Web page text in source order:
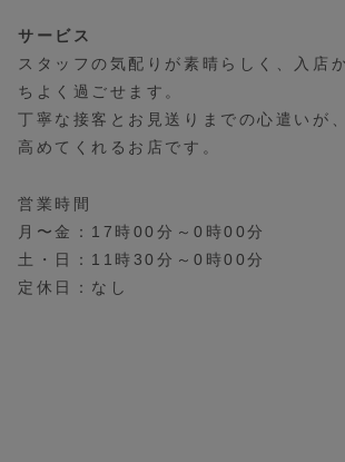
サービス
スタッフの気配りが素晴らしく、入店
ちよく過ごせます。
丁寧な接客とお見送りまでの心遣いが
高めてくれるお店です。
営業時間
月〜金：17時00分～0時00分
土・日：11時30分～0時00分
定休日：なし